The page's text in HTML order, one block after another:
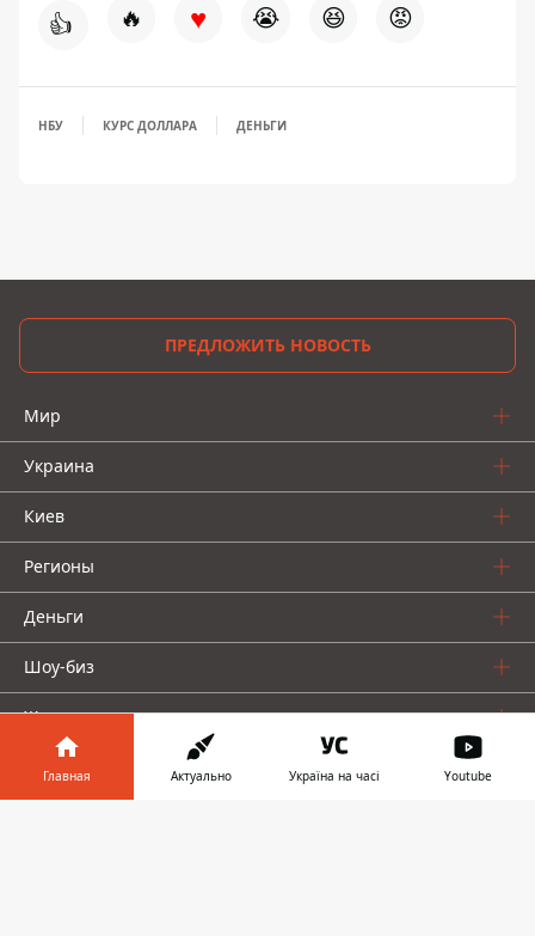
👍 🔥 ♥ 😭 😆 😡
НБУ КУРС ДОЛЛАРА ДЕНЬГИ
ПРЕДЛОЖИТЬ НОВОСТЬ
Мир
Украина
Киев
Регионы
Деньги
Шоу-биз
Жизнь
О нас
Главная Актуально Україна на часі Youtube